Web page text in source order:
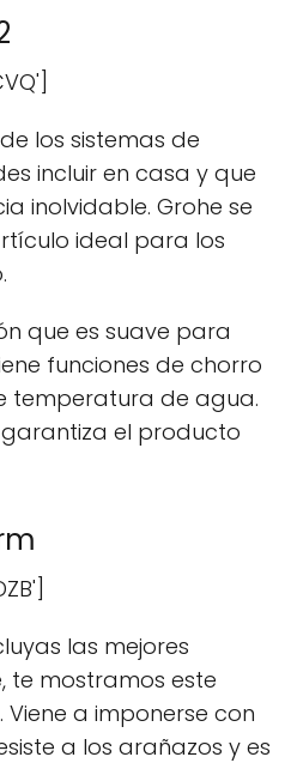
los sistemas de
incluir en casa y que
inolvidable. Grohe se
ideal para los
que es suave para
funciones de chorro
temperatura de agua.
el producto
las mejores
te mostramos este
a imponerse con
a los arañazos y es